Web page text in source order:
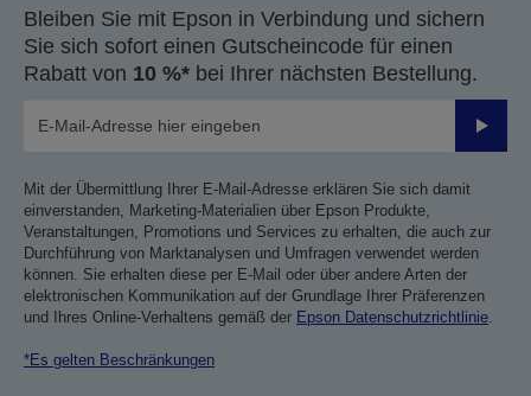
Bleiben Sie mit Epson in Verbindung und sichern
Sie sich sofort einen Gutscheincode für einen
Rabatt von 10 %* bei Ihrer nächsten Bestellung.
Mit der Übermittlung Ihrer E-Mail-Adresse erklären Sie sich damit
einverstanden, Marketing-Materialien über Epson Produkte,
Veranstaltungen, Promotions und Services zu erhalten, die auch zur
Durchführung von Marktanalysen und Umfragen verwendet werden
können. Sie erhalten diese per E-Mail oder über andere Arten der
elektronischen Kommunikation auf der Grundlage Ihrer Präferenzen
und Ihres Online-Verhaltens gemäß der Epson Datenschutzrichtlinie
*Es gelten Beschränkungen